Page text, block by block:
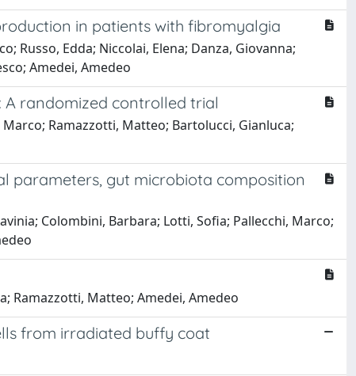
in patients with fibromyalgia
Russo, Edda; Niccolai, Elena; Danza, Giovanna;
Amedei, Amedeo
randomized controlled trial
Ramazzotti, Matteo; Bartolucci, Gianluca;
parameters, gut microbiota composition
Colombini, Barbara; Lotti, Sofia; Pallecchi, Marco;
Ramazzotti, Matteo; Amedei, Amedeo
from irradiated buffy coat